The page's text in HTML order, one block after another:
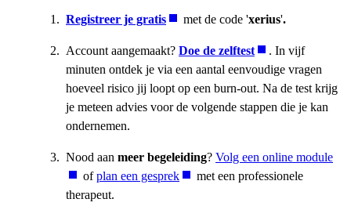
Registreer je gratis met de code 'xerius'.
Account aangemaakt? Doe de zelftest
. In vijf
minuten ontdek je via een aantal eenvoudige vragen
hoeveel risico jij loopt op een burn-out. Na de test krijg
je meteen advies voor de volgende stappen die je kan
ondernemen.
Nood aan meer begeleiding? Volg een online module
ofplan een gesprek
met een professionele
therapeut.